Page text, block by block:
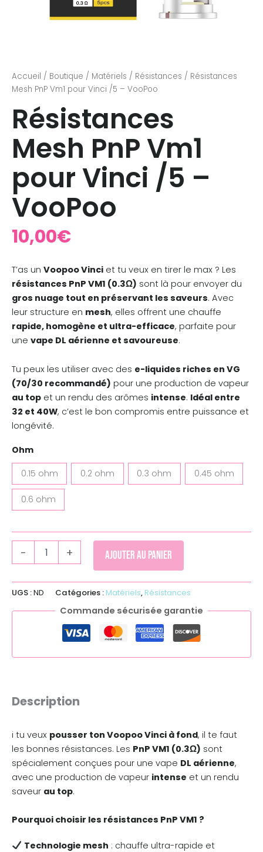
Accueil / Boutique / Matériels / Résistances / Résistances
Mesh PnP Vm1 pour Vinci /5 – VooPoo
Résistances
Mesh PnP Vm1
pour Vinci /5 –
VooPoo
10,00€
T’as un Voopoo Vinci et tu veux en tirer le max ? Les
résistances PnP VM1 (0.3Ω) sont là pour envoyer du
gros nuage tout en préservant les saveurs. Avec
leur structure en mesh, elles offrent une chauffe
rapide, homogène et ultra-efficace, parfaite pour
une vape DL aérienne et savoureuse.
Tu peux les utiliser avec des e-liquides riches en VG
(70/30 recommandé) pour une production de vapeur
au top et un rendu des arômes intense. Idéal entre
32 et 40W, c’est le bon compromis entre puissance et
longévité.
Ohm
0.15 ohm 0.2 ohm 0.3 ohm 0.45 ohm
0.6 ohm
- + Ajouter au panier
UGS :ND Catégories : Matériels, Résistances
Commande sécurisée garantie
Description
i tu veux pousser ton Voopoo Vinci à fond, il te faut
les bonnes résistances. Les PnP VM1 (0.3Ω) sont
spécialement conçues pour une vape DL aérienne,
avec une production de vapeur intense et un rendu
saveur au top.
Pourquoi choisir les résistances PnP VM1 ?
Technologie mesh : chauffe ultra-rapide et